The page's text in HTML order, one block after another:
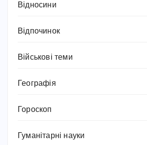
Відносини
Відпочинок
Військові теми
Географія
Гороскоп
Гуманітарні науки